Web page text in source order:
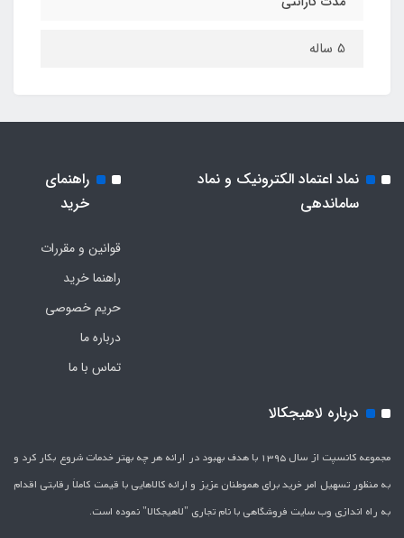
5 ساله
نماد اعتماد الکترونیک و نماد
ساماندهی
راهنمای
خرید
قوانین و مقررات
راهنما خرید
حریم خصوصی
درباره ما
تماس با ما
درباره لاهیجکالا
مجموعه کانسپت از سال 1395 با هدف بهبود در ارائه هر چه بهتر خدمات شروع بکار کرد و
به منظور تسهیل امر خرید برای هموطنان عزیز و ارائه کالاهایی با قیمت کاملاَ رقابتی اقدام
به راه اندازی وب سایت فروشگاهی با نام تجاری "لاهیج­کالا" نموده است.